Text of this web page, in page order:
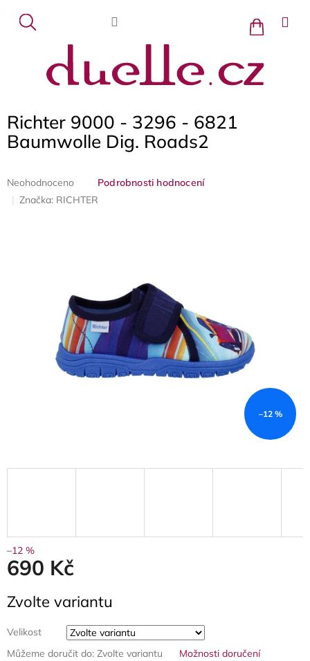
obsah
Nákupní
košík
Richter 9000 - 3296 - 6821
Baumwolle Dig. Roads2
Průměrné
produktu
Neohodnoceno
Podrobnosti hodnocení
Značka: RICHTER
–12 %
–12 %
690 Kč
cena:
Zvolte variantu
Velikost
Můžeme doručit do: Zvolte variantu Možnosti doručení